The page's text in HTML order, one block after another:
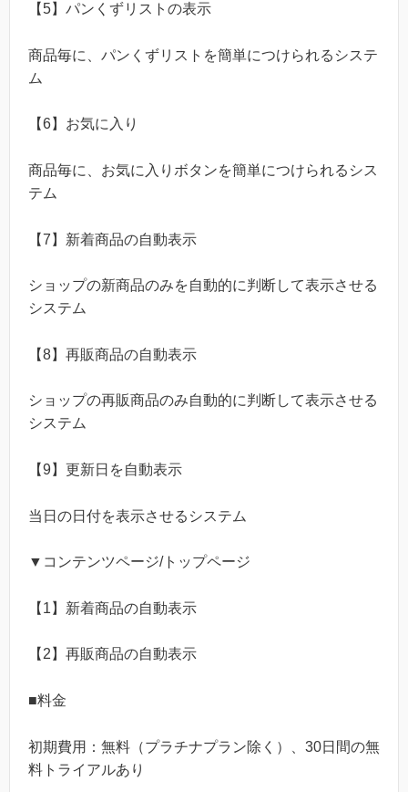
【5】パンくずリストの表示
商品毎に、パンくずリストを簡単につけられるシステ
ム
【6】お気に入り
商品毎に、お気に入りボタンを簡単につけられるシス
テム
【7】新着商品の自動表示
ショップの新商品のみを自動的に判断して表示させる
システム
【8】再販商品の自動表示
ショップの再販商品のみ自動的に判断して表示させる
システム
【9】更新日を自動表示
当日の日付を表示させるシステム
▼コンテンツページ/トップページ
【1】新着商品の自動表示
【2】再販商品の自動表示
■料金
初期費用：無料（プラチナプラン除く）、30日間の無
料トライアルあり